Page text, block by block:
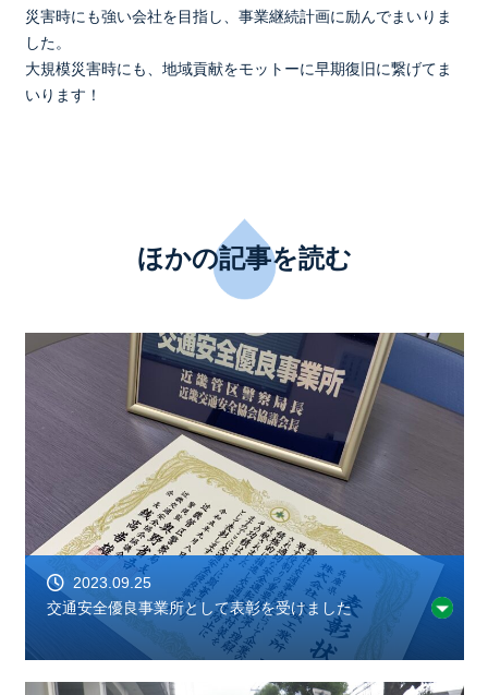
災害時にも強い会社を目指し、事業継続計画に励んでまいりま
した。
大規模災害時にも、地域貢献をモットーに早期復旧に繋げてま
いります！
ほかの記事を読む
2023.09.25
交通安全優良事業所として表彰を受けました